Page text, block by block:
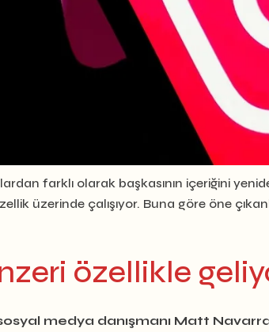
farklı olarak başkasının içeriğini
üzerinde çalışıyor. Buna göre öne
özellikle
medya danışmanı Matt